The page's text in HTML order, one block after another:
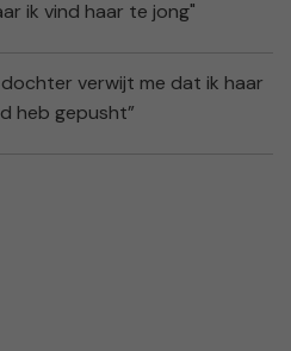
ik vind haar te jong"
dochter verwijt me dat ik haar
heb gepusht”